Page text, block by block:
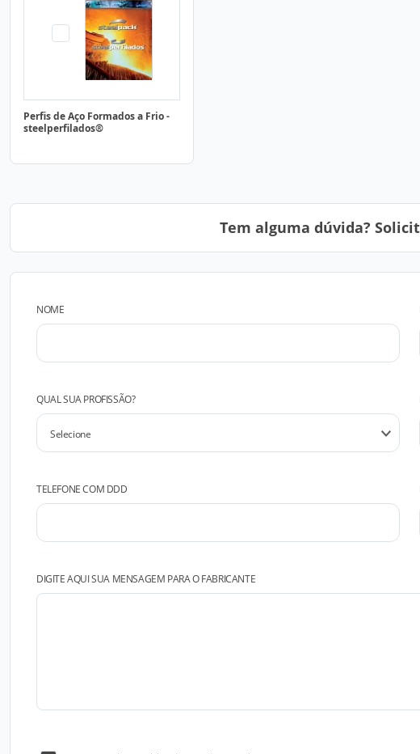
Perfis de Aço Formados a Frio -
steelperfilados®
Tem alguma dúvida?
NOME
QUAL SUA PROFISSÃO?
TELEFONE COM DDD
DIGITE AQUI SUA MENSAGEM PARA O FABRICANTE